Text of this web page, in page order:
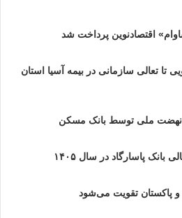
تا تعالی سازمانی در بیمه آسیا استان
بانک پاسارگاد در سال ۱۴۰۵
پاکستان تقویت می‌شود